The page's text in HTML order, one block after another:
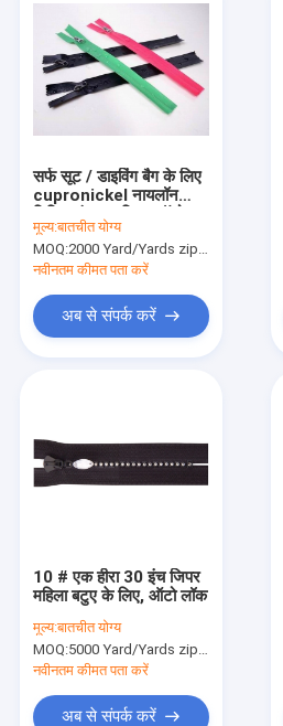
हमारे बारे में
संपर्क करें
समाचार
मामलों
सर्फ सूट / डाइविंग बैग के लिए
cupronickel नायलॉन
निविड़ अंधकार जिपर ऑटो
ताला
मूल्य:बातचीत योग्य
MOQ:2000 Yard/Yards zipper
नवीनतम कीमत पता करें
अब से संपर्क करें
10 # एक हीरा 30 इंच जिपर
महिला बटुए के लिए, ऑटो लॉक
मूल्य:बातचीत योग्य
MOQ:5000 Yard/Yards zipper
नवीनतम कीमत पता करें
अब से संपर्क करें